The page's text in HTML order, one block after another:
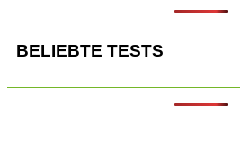
BELIEBTE TESTS